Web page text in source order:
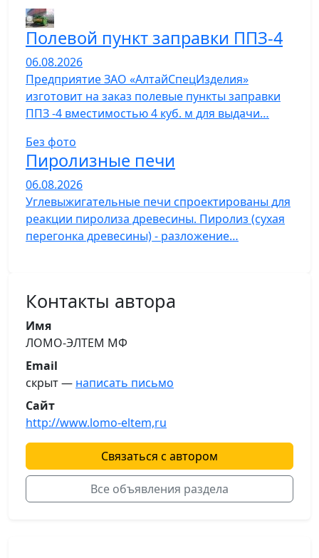
Полевой пункт заправки ППЗ-4
06.08.2026
Предприятие ЗАО «АлтайСпецИзделия»
изготовит на заказ полевые пункты заправки
ППЗ -4 вместимостью 4 куб. м для выдачи…
Без фото
Пиролизные печи
06.08.2026
Углевыжигательные печи спроектированы для
реакции пиролиза древесины. Пиролиз (сухая
перегонка древесины) - разложение…
Контакты автора
Имя
ЛОМО-ЭЛТЕМ МФ
Email
скрыт — написать письмо
Сайт
http://www.lomo-eltem,ru
Связаться с автором
Все объявления раздела